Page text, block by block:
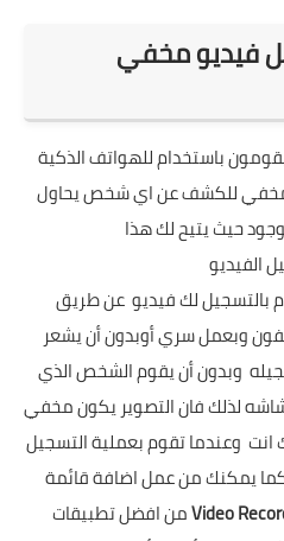
فيديو مخفي
باستخدام للهواتف الذكية
مخفي للكشف عن اي شخص يحاول
حيث يتيح لك هذا
الفيديو
بالتسجيل لك فيديو عن طريق
وبعمل سري أوبدون أن يشعر
وبدون أن يقوم الشخص الذي
لذلك فان التصوير يكون مخفي
وعندما تقوم بعملية التسجيل
يمكنك من عمل اضافة قائمة
Videoمن افضل تطبيقات